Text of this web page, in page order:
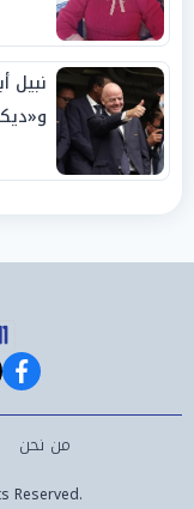
نبيل
من نحن
Reserved.